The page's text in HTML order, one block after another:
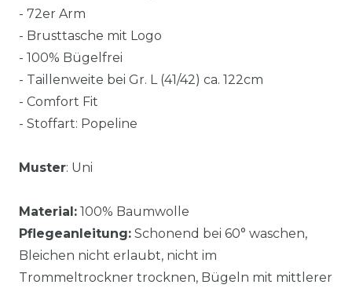
- 72er Arm
- Brusttasche mit Logo
- 100% Bügelfrei
- Taillenweite bei Gr. L (41/42) ca. 122cm
- Comfort Fit
- Stoffart: Popeline
Muster: Uni
Material: 100% Baumwolle
Pflegeanleitung: Schonend bei 60° waschen,
Bleichen nicht erlaubt, nicht im
Trommeltrockner trocknen, Bügeln mit mittlerer